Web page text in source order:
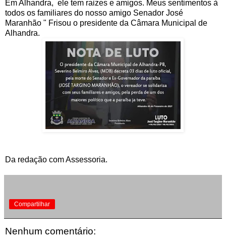
Em Alhandra, ele tem raizes e amigos. Meus sentimentos à
todos os familiares do nosso amigo Senador José
Maranhão " Frisou o presidente da Câmara Municipal de
Alhandra.
Da redação com Assessoria.
Compartilhar
Nenhum comentário: